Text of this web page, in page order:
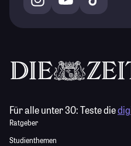
Für alle unter 30:Teste die
Ratgeber
Studienthemen